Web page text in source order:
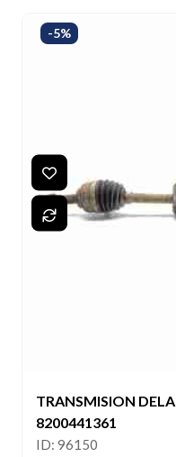
-5%
TRANSMISION
8200441361
ID: 96150